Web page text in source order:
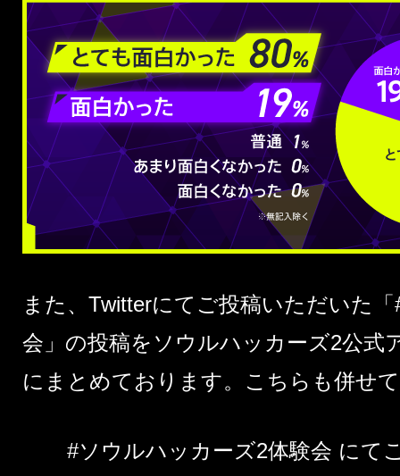
また、Twitterにてご投稿いただいた「
会 」の投稿をソウルハッカーズ2公式
にまとめております。こちらも併せ
#ソウルハッカーズ2体験会 にて